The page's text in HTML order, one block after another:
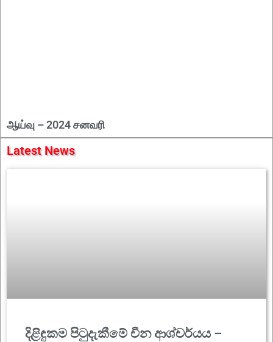
ஆய்வு – 2024 சனவரி
Latest News
දිළිඳුකම පිටුදැකීමේ චීන ආශ්චර්යය –